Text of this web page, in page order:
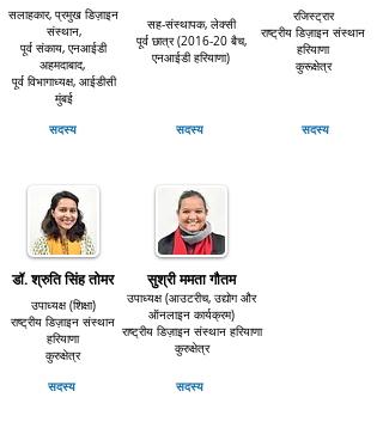
सलाहकार, प्रमुख डिज़ाइन
संस्थान,
पूर्व संकाय, एनआईडी
अहमदाबाद,
पूर्व विभागाध्यक्ष, आईडीसी
मुंबई
सदस्य
सह-संस्थापक, लेक्सी
पूर्व छात्र (2016-20 बैच,
एनआईडी हरियाणा)
सदस्य
रजिस्ट्रार
राष्ट्रीय डिज़ाइन संस्थान
हरियाणा
कुरूक्षेत्र
सदस्य
डॉ. श्रुति सिंह तोमर
उपाध्यक्ष (शिक्षा)
राष्ट्रीय डिज़ाइन संस्थान
हरियाणा
कुरुक्षेत्र
सदस्य
सुश्री ममता गौतम
उपाध्यक्ष (आउटरीच, उद्योग और
ऑनलाइन कार्यक्रम)
राष्ट्रीय डिज़ाइनसंस्थान हरियाणा
कुरुक्षेत्र
सदस्य